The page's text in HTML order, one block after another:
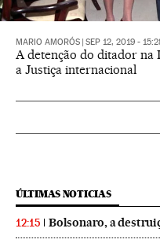
MARIO AMORÓS SEP 12, 2019 -
A detenção do ditador na
a Justiça internacional
ÚLTIMAS NOTICIAS
12:15 Bolsonaro, a